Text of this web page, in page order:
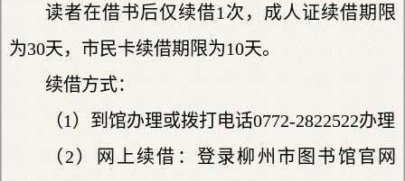
读者在借书后仅续借1次，成人证续借期限
为30天，市民卡续借期限为10天。
续借方式：
（1）到馆办理或拨打电话0772-2822522办理
（2）网上续借：登录柳州市图书馆官网